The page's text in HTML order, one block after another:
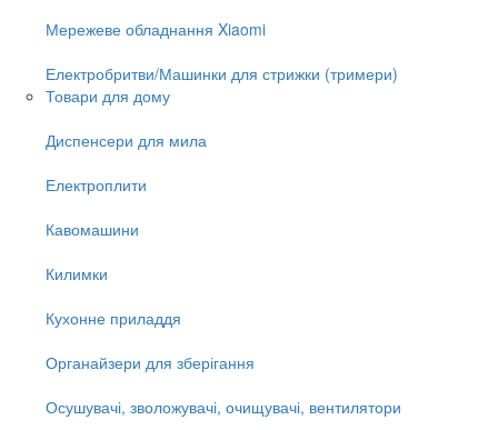
Мережеве обладнання Xiaomi
Електробритви/Машинки для стрижки (тримери)
Товари для дому
Диспенсери для мила
Електроплити
Кавомашини
Килимки
Кухонне приладдя
Органайзери для зберігання
Осушувачі, зволожувачі, очищувачі, вентилятори